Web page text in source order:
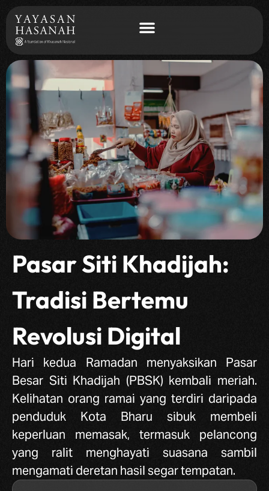
Pasar Siti Khadijah:
Tradisi Bertemu
Revolusi Digital
Hari kedua Ramadan menyaksikan Pasar
Besar Siti Khadijah (PBSK) kembali meriah.
Kelihatan orang ramai yang terdiri daripada
penduduk Kota Bharu sibuk membeli
keperluan memasak, termasuk pelancong
yang ralit menghayati suasana sambil
mengamati deretan hasil segar tempatan.